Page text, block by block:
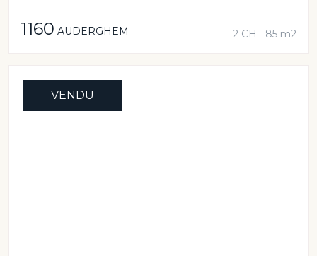
1160 AUDERGHEM 2 CH 85 m2
VENDU